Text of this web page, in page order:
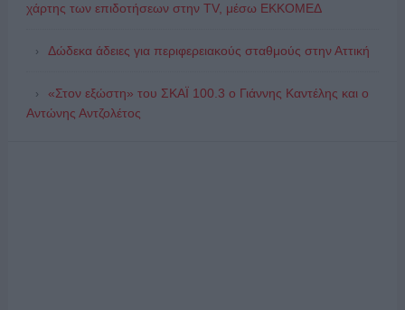
χάρτης των επιδοτήσεων στην TV, μέσω ΕΚΚΟΜΕΔ
Δώδεκα άδειες για περιφερειακούς σταθμούς στην Αττική
«Στον εξώστη» του ΣΚΑΪ 100.3 ο Γιάννης Καντέλης και ο
Αντώνης Αντζολέτος